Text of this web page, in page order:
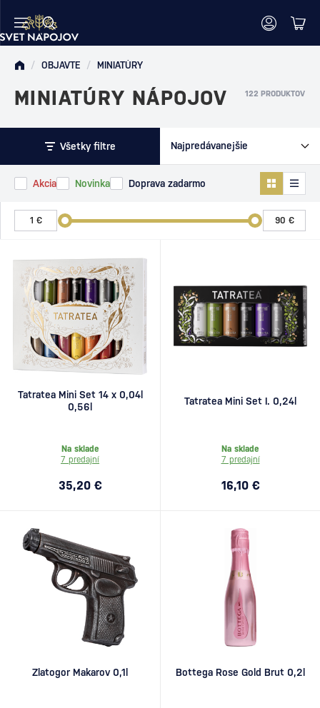
/ OBJAVTE / MINIATÚRY
MINIATÚRY NÁPOJOV 122 PRODUKTOV
Všetky filtre
Akcia Novinka Doprava zadarmo
Tatratea Mini Set 14 x 0,04l
0,56l
Na sklade
7 predajní
35,20 €
Tatratea Mini Set I. 0,24l
Na sklade
7 predajní
16,10 €
Zlatogor Makarov 0,1l Bottega Rose Gold Brut 0,2l